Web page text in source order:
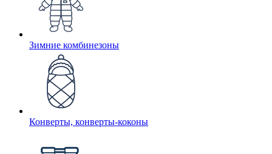
Зимние комбинезоны
Конверты, конверты-коконы